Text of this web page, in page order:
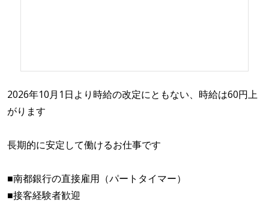
2026年10月1日より時給の改定にともない、時給は60円上
がります
長期的に安定して働けるお仕事です
■南都銀行の直接雇用（パートタイマー）
■接客経験者歓迎